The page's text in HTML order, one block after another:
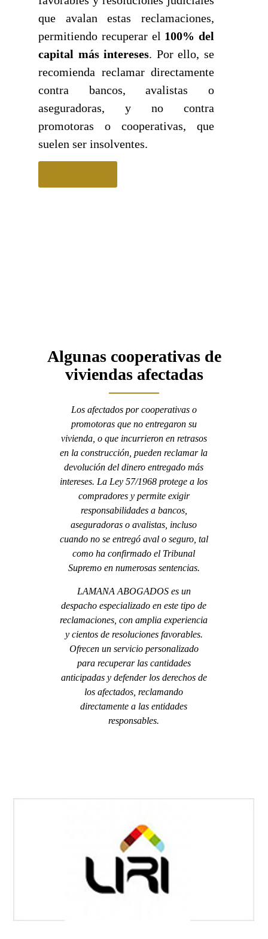
que avalan estas reclamaciones,
permitiendo recuperar el 100% del
capital más intereses. Por ello, se
recomienda reclamar directamente
contra bancos, avalistas o
aseguradoras, y no contra
promotoras o cooperativas, que
suelen ser insolventes.
Algunas cooperativas de
viviendas afectadas
Los afectados por cooperativas o
promotoras que no entregaron su
vivienda, o que incurrieron en retrasos
en la construcción, pueden reclamar la
devolución del dinero entregado más
intereses. La Ley 57/1968 protege a los
compradores y permite exigir
responsabilidades a bancos,
aseguradoras o avalistas, incluso
cuando no se entregó aval o seguro, tal
como ha confirmado el Tribunal
Supremo en numerosas sentencias.
LAMANA ABOGADOS es un
despacho especializado en este tipo de
reclamaciones, con amplia experiencia
y cientos de resoluciones favorables.
Ofrecen un servicio personalizado
para recuperar las cantidades
anticipadas y defender los derechos de
los afectados, reclamando
directamente a las entidades
responsables.